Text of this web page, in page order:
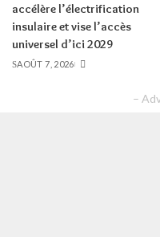
accélère l’électrification
insulaire et vise l’accès
universel d’ici 2029
AOÛT 7, 2026
–